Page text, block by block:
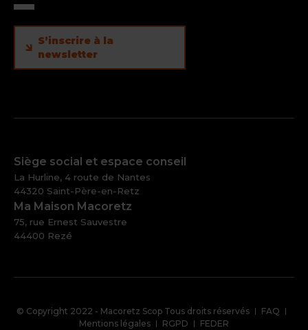
S’inscrire à la
newsletter
Siège social et espace conseil
La Hurline, 4 route de Nantes
44320 Saint-Père-en-Retz
Ma Maison Macoretz
75, rue Ernest Sauvestre
44400 Rezé
Pied
© Copyright 2022 - Macoretz Scop Tous droits réservés
FAQ
Mentions légales
RGPD FEDER